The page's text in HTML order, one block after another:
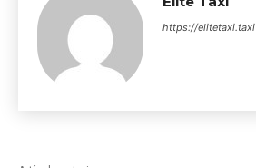
https://elitetaxi.taxi